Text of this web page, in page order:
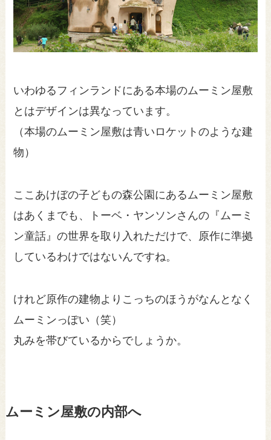
いわゆるフィンランドにある本場のムーミン屋敷
とはデザインは異なっています。
（本場のムーミン屋敷は青いロケットのような建
物）
ここあけぼの子どもの森公園にあるムーミン屋敷
はあくまでも、トーベ・ヤンソンさんの『ムーミ
ン童話』の世界を取り入れただけで、原作に準拠
しているわけではないんですね。
けれど原作の建物よりこっちのほうがなんとなく
ムーミンっぽい（笑）
丸みを帯びているからでしょうか。
ムーミン屋敷の内部へ